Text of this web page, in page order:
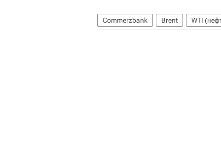
Commerzbank Brent WTI